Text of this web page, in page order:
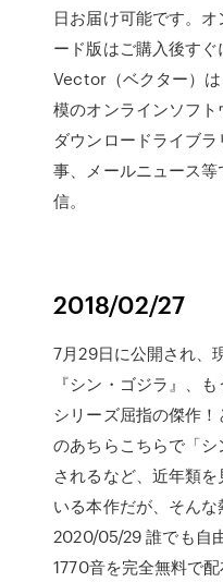
日お届け可能です。
ード版はご購入後すぐ
Vector（ベクター）
模のオンラインソフ
ダウンロードライブ
事、メールニュース
信。
2018/02/27
7月29日に公開され、
『シン・ゴジラ』、
シリーズ屈指の傑作
のあちらこちらで「
されるなど、近年類
いる本作だが、そん
2020/05/29 誰でも自
1770音を完全無料で